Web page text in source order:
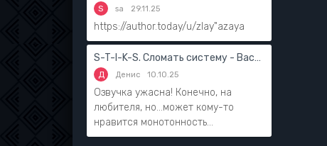
S sa 29.11.25
https://author.today/u/zlay"azaya
S-T-I-K-S. Сломать систему - Василий Мушинский
Д Денис 10.10.25
Озвучка ужасна! Конечно, на
любителя, но...может кому-то
нравится монотонность...